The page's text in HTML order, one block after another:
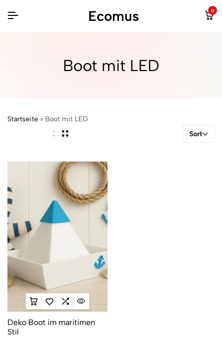
Ecomus 0
Boot mit LED
Startseite » Boot mit LED
Sort
Deko Boot im maritimen
Stil